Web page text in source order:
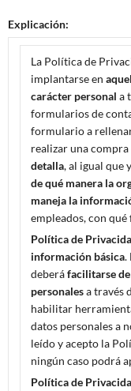
Explicación:
La Política de
implantarse en
carácter personal a
formularios de
formulario a
realizar una
detalla, al igual que
de qué manera la
maneja la
empleados, con
Política de
información básica.
deberáfacilitarse
personalesa través
habilitar
datos personales a
leído y acepto la
ningún caso podrá
Política de